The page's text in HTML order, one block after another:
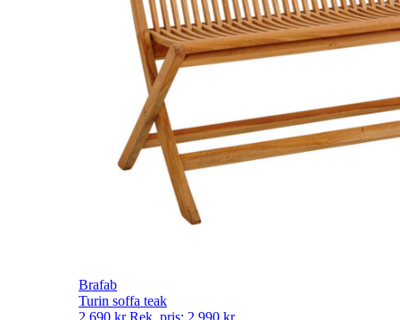
Brafab
Turin soffa teak
2 690 kr Rek. pris: 2 990 kr